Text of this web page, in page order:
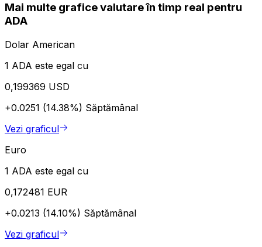
Mai multe grafice valutare în timp real pentru
ADA
Dolar American
1 ADA este egal cu
0,199369 USD
+0.0251 (14.38%) Săptămânal
Vezi graficul
Euro
1 ADA este egal cu
0,172481 EUR
+0.0213 (14.10%) Săptămânal
Vezi graficul